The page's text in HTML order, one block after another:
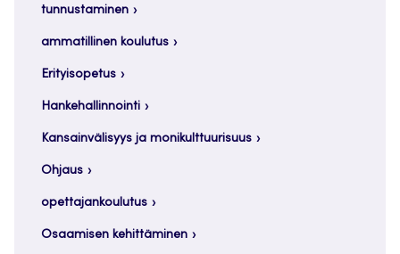
tunnustaminen
ammatillinen koulutus
Erityisopetus
Hankehallinnointi
Kansainvälisyys ja monikulttuurisuus
Ohjaus
opettajankoulutus
Osaamisen kehittäminen